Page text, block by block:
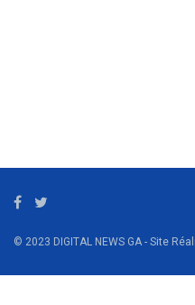
© 2023 DIGITAL NEWS GA - Site